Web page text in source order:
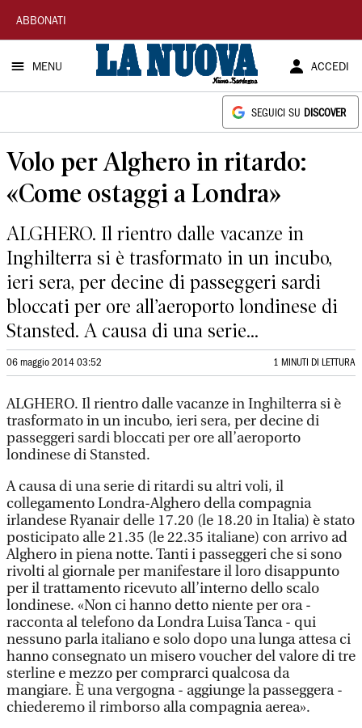
La
Nuova
Sardegna
ABBONATI
MENU ACCEDI
SEGUICI SU DISCOVER
Volo per Alghero in ritardo:
«Come ostaggi a Londra»
ALGHERO. Il rientro dalle vacanze in
Inghilterra si è trasformato in un incubo,
ieri sera, per decine di passeggeri sardi
bloccati per ore all’aeroporto londinese di
Stansted. A causa di una serie...
06 maggio 2014 03:52 1 MINUTI DI LETTURA
ALGHERO. Il rientro dalle vacanze in Inghilterra si è
trasformato in un incubo, ieri sera, per decine di
passeggeri sardi bloccati per ore all’aeroporto
londinese di Stansted.
A causa di una serie di ritardi su altri voli, il
collegamento Londra-Alghero della compagnia
irlandese Ryanair delle 17.20 (le 18.20 in Italia) è stato
posticipato alle 21.35 (le 22.35 italiane) con arrivo ad
Alghero in piena notte. Tanti i passeggeri che si sono
rivolti al giornale per manifestare il loro disappunto
per il trattamento ricevuto all’interno dello scalo
londinese. «Non ci hanno detto niente per ora -
racconta al telefono da Londra Luisa Tanca - qui
nessuno parla italiano e solo dopo una lunga attesa ci
hanno consegnato un misero voucher del valore di tre
sterline e mezzo per comprarci qualcosa da
mangiare. È una vergogna - aggiunge la passeggera -
chiederemo il rimborso alla compagnia aerea».